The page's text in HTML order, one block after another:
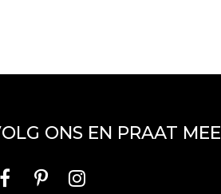
ONS EN PRAAT MEE